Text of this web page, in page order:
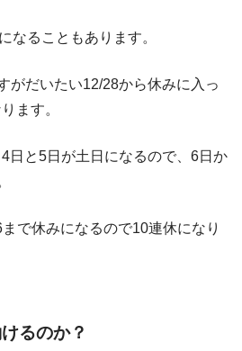
なることもあります。
がだいたい12/28から休みに入っ
ます。
日と5日が土日になるので、6日か
まで休みになるので10連休になり
るのか？